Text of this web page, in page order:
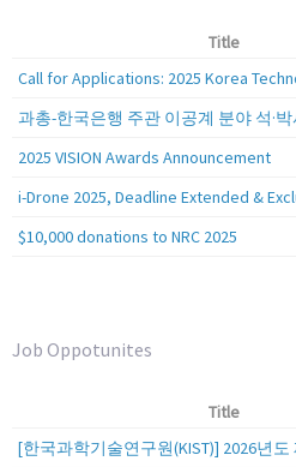
Title
2025 VISION Awards Announcement
$10,000 donations to NRC 2025
Job Oppotunites
Title